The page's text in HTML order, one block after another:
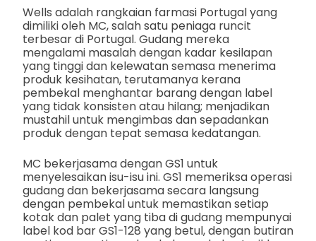
Wells adalah rangkaian farmasi Portugal yang
dimiliki oleh MC, salah satu peniaga runcit
terbesar di Portugal. Gudang mereka
mengalami masalah dengan kadar kesilapan
yang tinggi dan kelewatan semasa menerima
produk kesihatan, terutamanya kerana
pembekal menghantar barang dengan label
yang tidak konsisten atau hilang; menjadikan
mustahil untuk mengimbas dan sepadankan
produk dengan tepat semasa kedatangan.
MC bekerjasama dengan GS1 untuk
menyelesaikan isu-isu ini. GS1 memeriksa operasi
gudang dan bekerjasama secara langsung
dengan pembekal untuk memastikan setiap
kotak dan palet yang tiba di gudang mempunyai
label kod bar GS1-128 yang betul, dengan butiran